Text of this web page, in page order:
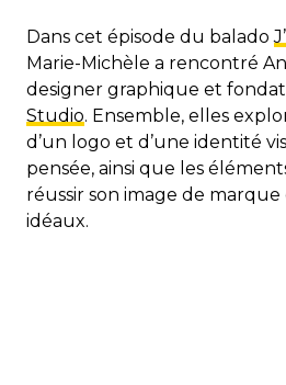
Dans cet épisode du balado
Marie-Michèle a rencontré
designer graphique et
Studio. Ensemble, elles
d’un logo et d’une identité
pensée, ainsi que les
réussir son image de
idéaux.